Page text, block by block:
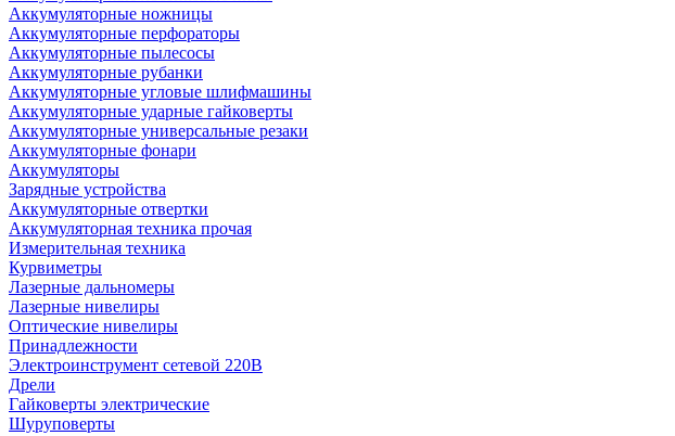
Аккумуляторные ножницы
Аккумуляторные перфораторы
Аккумуляторные пылесосы
Аккумуляторные рубанки
Аккумуляторные угловые шлифмашины
Аккумуляторные ударные гайковерты
Аккумуляторные универсальные резаки
Аккумуляторные фонари
Аккумуляторы
Зарядные устройства
Аккумуляторные отвертки
Аккумуляторная техника прочая
Измерительная техника
Курвиметры
Лазерные дальномеры
Лазерные нивелиры
Оптические нивелиры
Принадлежности
Электроинструмент сетевой 220В
Дрели
Гайковерты электрические
Шуруповерты